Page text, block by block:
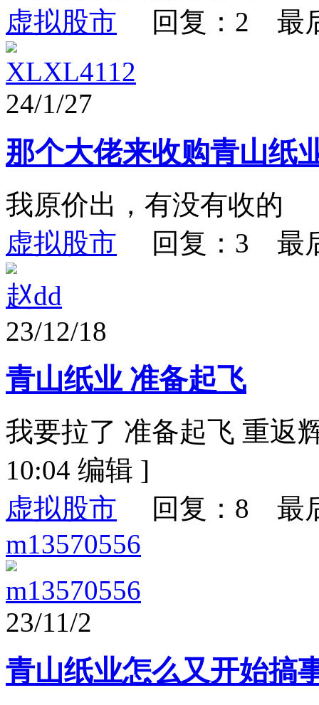
虚拟股市 回复：2 最
XLXL4112
24/1/27
那个大佬来收购青山纸
我原价出，有没有收的
虚拟股市 回复：3 最
赵dd
23/12/18
青山纸业 准备起飞
我要拉了 准备起飞 重返
10:04 编辑 ]
虚拟股市 回复：8 最
m13570556
m13570556
23/11/2
青山纸业怎么又开始搞